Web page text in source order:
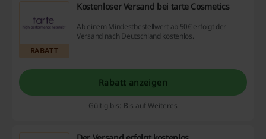
RABATT
Kostenloser Versand bei tarte Cosmetics
Ab einem Mindestbestellwert ab 50€ erfolgt der
Versand nach Deutschland kostenlos.
Rabatt anzeigen
Gültig bis: Bis auf Weiteres